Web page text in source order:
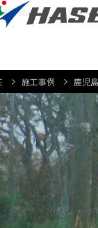
報高校グラウンド | 学校グ
施工事例 鹿児